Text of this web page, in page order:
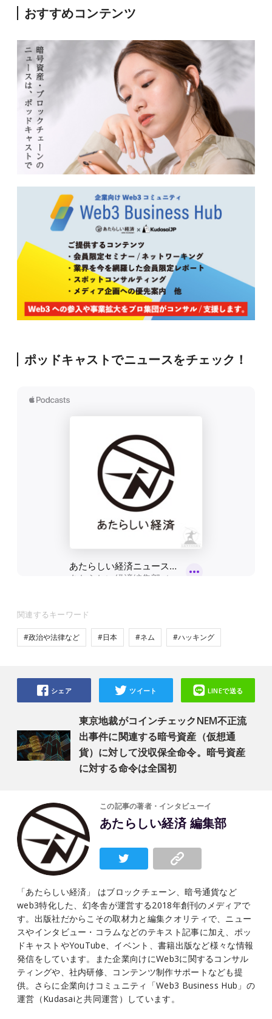
おすすめコンテンツ
ポッドキャストでニュースをチェック！
関連するキーワード
#政治や法律など #日本 #ネム #ハッキング
東京地裁がコインチェックNEM不正流
出事件に関連する暗号資産（仮想通
貨）に対して没収保全命令。暗号資産
に対する命令は全国初
シェア ツイート LINEで送る
この記事の著者・インタビューイ
あたらしい経済 編集部
「あたらしい経済」 はブロックチェーン、暗号通貨など
web3特化した、幻冬舎が運営する2018年創刊のメディアで
す。出版社だからこその取材力と編集クオリティで、ニュー
スやインタビュー・コラムなどのテキスト記事に加え、ポッ
ドキャストやYouTube、イベント、書籍出版など様々な情報
発信をしています。また企業向けにWeb3に関するコンサル
ティングや、社内研修、コンテンツ制作サポートなども提
供。さらに企業向けコミュニティ「Web3 Business Hub」の
運営（Kudasaiと共同運営）しています。